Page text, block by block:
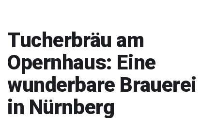
Tucherbräu am
Opernhaus: Eine
wunderbare Brauerei
in Nürnberg